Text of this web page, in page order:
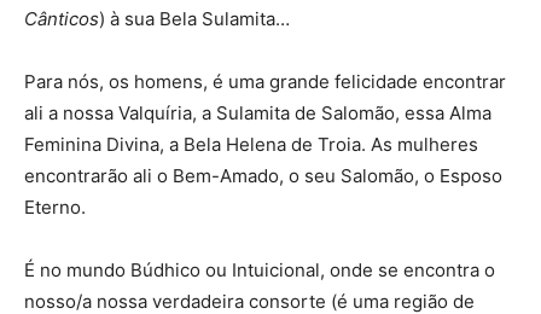
Cânticos) à sua Bela Sulamita…
Para nós, os homens, é uma grande felicidade encontrar
ali a nossa Valquíria, a Sulamita de Salomão, essa Alma
Feminina Divina, a Bela Helena de Troia. As mulheres
encontrarão ali o Bem-Amado, o seu Salomão, o Esposo
Eterno.
É no mundo Búdhico ou Intuicional, onde se encontra o
nosso/a nossa verdadeira consorte (é uma região de